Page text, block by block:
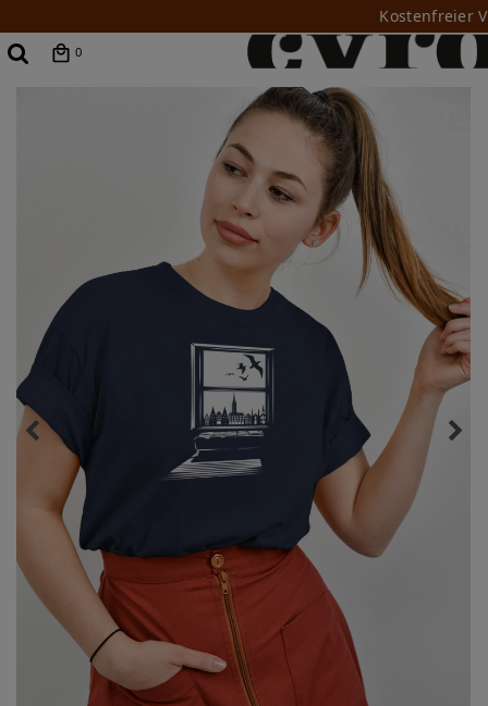
Kostenfreier
0